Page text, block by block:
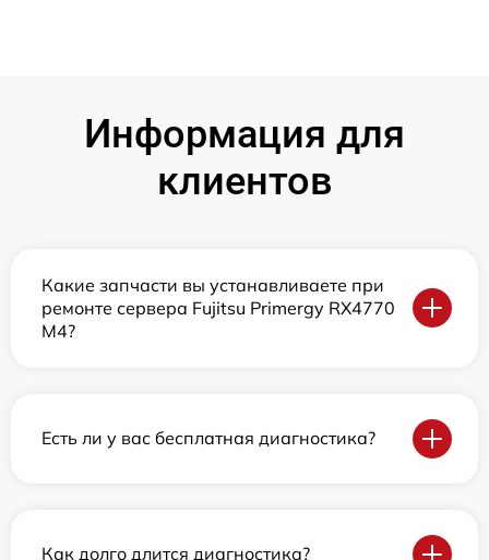
Информация для
клиентов
Какие запчасти вы устанавливаете при
ремонте сервера Fujitsu Primergy RX4770
M4?
Есть ли у вас бесплатная диагностика?
Как долго длится диагностика?